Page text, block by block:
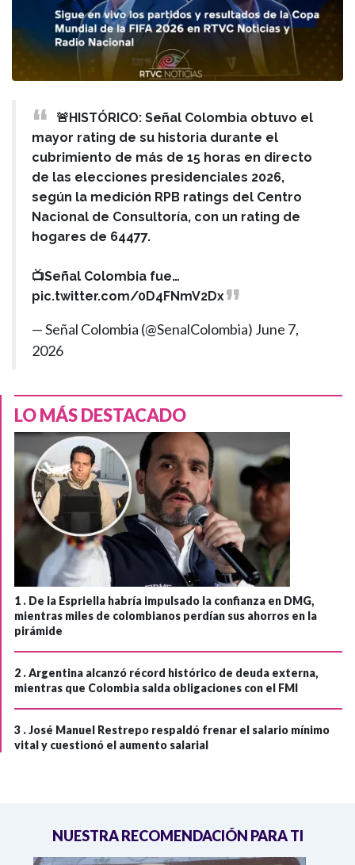
🚨HISTÓRICO: Señal Colombia obtuvo el
mayor rating de su historia durante el
cubrimiento de más de 15 horas en directo
de las elecciones presidenciales 2026,
según la medición RPB ratings del Centro
Nacional de Consultoría, con un rating de
hogares de 64477.
📺Señal Colombia fue…
pic.twitter.com/0D4FNmV2Dx
— Señal Colombia (@SenalColombia) June 7,
2026
LO MÁS DESTACADO
1 . De la Espriella habría impulsado la confianza en DMG,
mientras miles de colombianos perdían sus ahorros en la
pirámide
2 .Argentina alcanzó récord histórico de deuda externa,
mientras que Colombia salda obligaciones con el FMI
3 .José Manuel Restrepo respaldó frenar el salario mínimo
vital y cuestionó el aumento salarial
NUESTRA RECOMENDACIÓN PARA TI